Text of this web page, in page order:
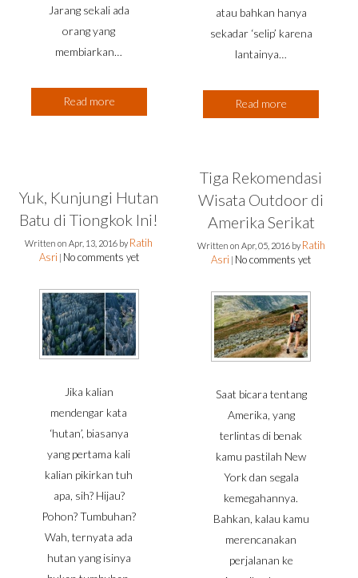
Jarang sekali ada
orang yang
membiarkan…
Read more
atau bahkan hanya
sekadar ‘selip’ karena
lantainya…
Read more
Yuk, Kunjungi Hutan
Batu di Tiongkok Ini!
Written onApr, 13, 2016 by Ratih
Asri No comments yet
Jika kalian
mendengar kata
‘hutan’, biasanya
yang pertama kali
kalian pikirkan tuh
apa, sih? Hijau?
Pohon? Tumbuhan?
Wah, ternyata ada
hutan yang isinya
Tiga Rekomendasi
Wisata Outdoor di
Amerika Serikat
Written on Apr, 05, 2016 by Ratih
Asri No comments yet
Saat bicara tentang
Amerika, yang
terlintas di benak
kamu pastilah New
York dan segala
kemegahannya.
Bahkan, kalau kamu
merencanakan
perjalanan ke